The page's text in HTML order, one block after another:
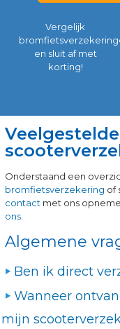
Vergelijk
en sluit af met
korting!
Onderstaand een
bromfietsverzekering of
contact met ons
ons
Algemene
Ben ik direct
Wanneer
mijn